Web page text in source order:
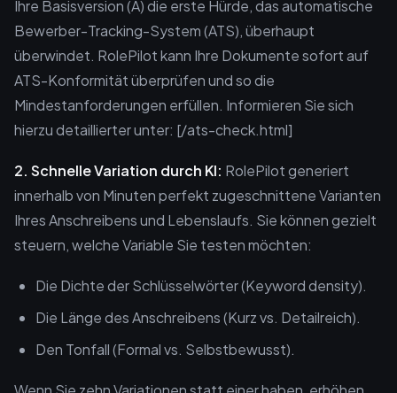
Ihre Basisversion (A) die erste Hürde, das automatische
Bewerber-Tracking-System (ATS), überhaupt
überwindet. RolePilot kann Ihre Dokumente sofort auf
ATS-Konformität überprüfen und so die
Mindestanforderungen erfüllen. Informieren Sie sich
hierzu detaillierter unter: [/ats-check.html]
2. Schnelle Variation durch KI: RolePilot generiert
innerhalb von Minuten perfekt zugeschnittene Varianten
Ihres Anschreibens und Lebenslaufs. Sie können gezielt
steuern, welche Variable Sie testen möchten:
Die Dichte der Schlüsselwörter (Keyword density).
Die Länge des Anschreibens (Kurz vs. Detailreich).
Den Tonfall (Formal vs. Selbstbewusst).